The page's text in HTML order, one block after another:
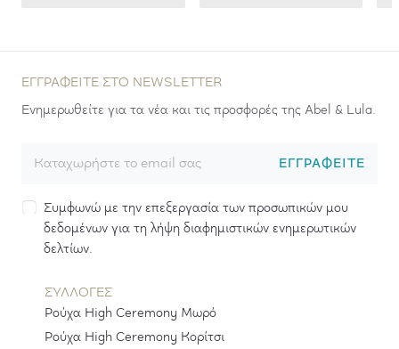
ΕΓΓΡΑΦΕΊΤΕ ΣΤΟ NEWSLETTER
Ενημερωθείτε για τα νέα και τις προσφορές της Abel & Lula.
ΕΓΓΡΑΦΕΊΤΕ
Συμφωνώ με την επεξεργασία των προσωπικών μου
δεδομένων για τη λήψη διαφημιστικών ενημερωτικών
δελτίων.
ΣΥΛΛΟΓΕΣ
Ρούχα High Ceremony Μωρό
Ρούχα High Ceremony Κορίτσι